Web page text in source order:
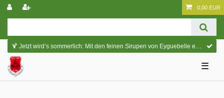
0,00 EUR
🍹 Jetzt wird’s sommerlich: Mit den feinen Sirupen von Eyguebelle entstehen erfrischende Cocktails und köstliche Sommerdrinks.
☰